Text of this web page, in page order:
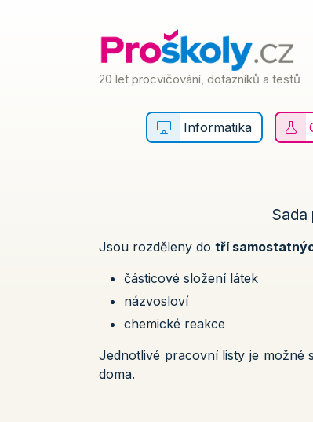
20 let procvičování, dotazníků a testů
Informatika
Sada
Jsou rozděleny do tří
částicové složení látek
názvosloví
chemické reakce
Jednotlivé pracovní listy je možné
doma.